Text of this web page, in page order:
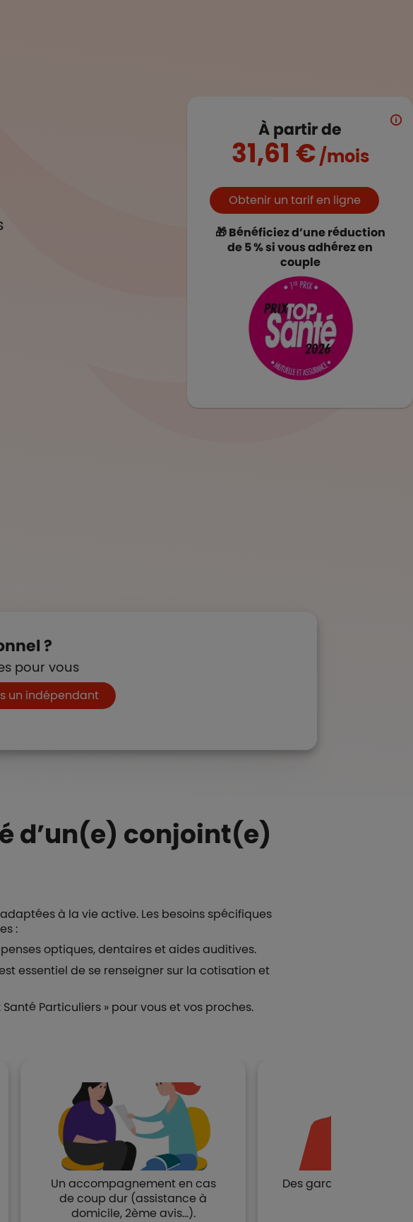
À partir de
31,61 €/mois
Boutons et liens
Obtenir un tarif en ligne
🎁 Bénéficiez d’une réduction
de 5 % si vous adhérez en
couple
?
pour vous
un indépendant
d’un(e) conjoint(e)
à la vie active. Les besoins spécifiques
:
optiques, dentaires et aides auditives.
essentiel de se renseigner sur la cotisation et
Particuliers » pour vous et vos proches.
Un accompagnement en cas
de coup dur (assistance à
domicile, 2ème avis…).
Des garanties